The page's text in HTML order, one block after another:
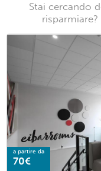
Stai cercando
a partire da
70€